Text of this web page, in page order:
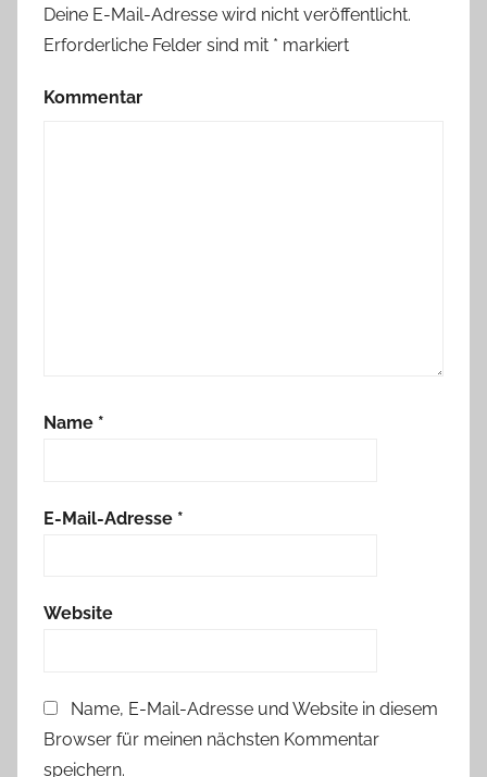
Deine E-Mail-Adresse wird nicht veröffentlicht.
Erforderliche Felder sind mit * markiert
Kommentar
Name *
E-Mail-Adresse *
Website
Name, E-Mail-Adresse und Website in diesem
Browser für meinen nächsten Kommentar
speichern.